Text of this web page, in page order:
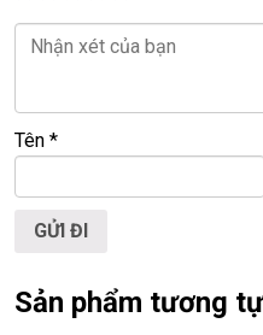
+ Finger printer
Giá :23,9tr
💻LAPTOP TRIỀU PHÁT •
TỐT💻
Tên *
Sản phẩm tương tự